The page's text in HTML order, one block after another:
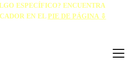
ESPECÍFICO? ENCUENTRA
EN EL PIE DE PÁGINA ⇩